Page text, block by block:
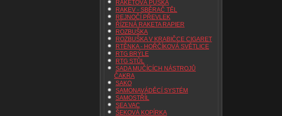
RAKETOVÁ PUŠKA
RAKEV - SBĚRAČ TĚL
REJNOČÍ PŘEVLEK
ŘÍZENÁ RAKETA RAPIER
ROZBUŠKA
ROZBUŠKA V KRABIČCE CIGARET
RTĚNKA - HOŘČÍKOVÁ SVĚTLICE
RTG BRÝLE
RTG STŮL
SADA MUČÍCÍCH NÁSTROJŮ
ČAKRA
SAKO
SAMONAVÁDĚCÍ SYSTÉM
SAMOSTŘÍL
SEA VAC
ŠEKOVÁ KOPÍRKA